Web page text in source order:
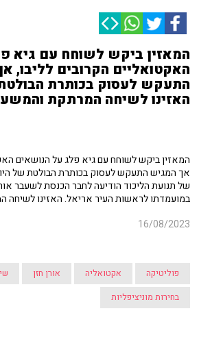
המאזין ביקש לשוחח עם גיא
האקטואליים הקרובים לליבו,
התעקש לעסוק בכותרת
האזינו לשיחה המרתקת
המאזין ביקש לשוחח עם גיא פלג על הנושאים
אך המגיש התעקש לעסוק בכותרת הבולטת של
של תנועת הליכוד הודיעה לחבר הכנסת לשעבר
במועמדתו לראשות העיר אריאל. האזינו
16/08/2023
פוליטיקה אקטואליה אורן חזן
בחירות מוניציפליות